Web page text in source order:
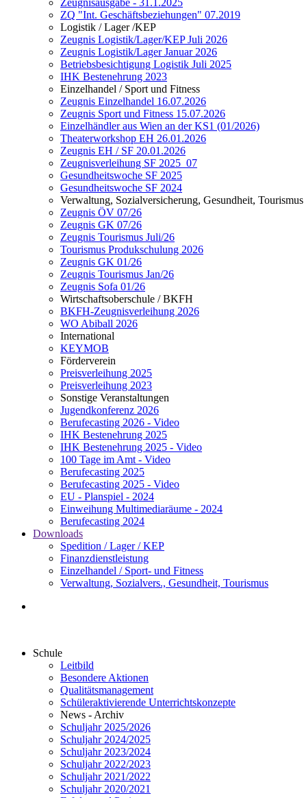
Zeugnisausgabe - 31.1.2025
ZQ "Int. Geschäftsbeziehungen" 07.2019
Logistik / Lager /KEP
Zeugnis Logistik/Lager/KEP Juli 2026
Zeugnis Logistik/Lager Januar 2026
Betriebsbesichtigung Logistik Juli 2025
IHK Bestenehrung 2023
Einzelhandel / Sport und Fitness
Zeugnis Einzelhandel 16.07.2026
Zeugnis Sport und Fitness 15.07.2026
Einzelhändler aus Wien an der KS1 (01/2026)
Theaterworkshop EH 26.01.2026
Zeugnis EH / SF 20.01.2026
Zeugnisverleihung SF 2025_07
Gesundheitswoche SF 2025
Gesundheitswoche SF 2024
Verwaltung, Sozialversicherung, Gesundheit, Tourismus
Zeugnis ÖV 07/26
Zeugnis GK 07/26
Zeugnis Tourismus Juli/26
Tourismus Produkschulung 2026
Zeugnis GK 01/26
Zeugnis Tourismus Jan/26
Zeugnis Sofa 01/26
Wirtschaftsoberschule / BKFH
BKFH-Zeugnisverleihung 2026
WO Abiball 2026
International
KEYMOB
Förderverein
Preisverleihung 2025
Preisverleihung 2023
Sonstige Veranstaltungen
Jugendkonferenz 2026
Berufecasting 2026 - Video
IHK Bestenehrung 2025
IHK Bestenehrung 2025 - Video
100 Tage im Amt - Video
Berufecasting 2025
Berufecasting 2025 - Video
EU - Planspiel - 2024
Einweihung Multimediaräume - 2024
Berufecasting 2024
Downloads
Spedition / Lager / KEP
Finanzdienstleistung
Einzelhandel / Sport- und Fitness
Verwaltung, Sozialvers., Gesundheit, Tourismus
Schule
Leitbild
Besondere Aktionen
Qualitätsmanagement
Schüleraktivierende Unterrichtskonzepte
News - Archiv
Schuljahr 2025/2026
Schuljahr 2024/2025
Schuljahr 2023/2024
Schuljahr 2022/2023
Schuljahr 2021/2022
Schuljahr 2020/2021